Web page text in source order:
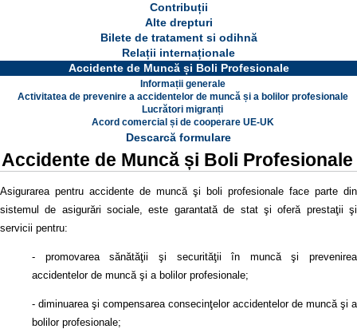
Contribuții
Alte drepturi
Bilete de tratament si odihnă
Relații internaționale
Accidente de Muncă și Boli Profesionale
Informații generale
Activitatea de prevenire a accidentelor de muncă și a bolilor profesionale
Lucrători migranți
Acord comercial și de cooperare UE-UK
Descarcă formulare
Accidente de Muncă și Boli Profesionale
Asigurarea pentru accidente de muncă şi boli profesionale face parte din
sistemul de asigurări sociale, este garantată de stat şi oferă prestaţii şi
servicii pentru:
- promovarea sănătăţii şi securităţii în muncă şi prevenirea
accidentelor de muncă şi a bolilor profesionale;
- diminuarea şi compensarea consecinţelor accidentelor de muncă şi a
bolilor profesionale;